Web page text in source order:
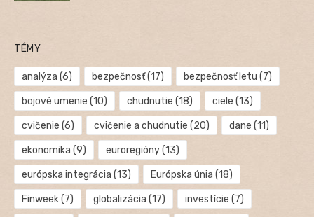
TÉMY
analýza (6) bezpečnosť(17) bezpečnosť letu (7)
bojové umenie (10) chudnutie (18) ciele (13)
cvičenie (6) cvičenie a chudnutie (20) dane (11)
ekonomika (9) euroregióny(13)
európska integrácia (13) Európska únia (18)
Finweek(7) globalizácia (17) investície (7)